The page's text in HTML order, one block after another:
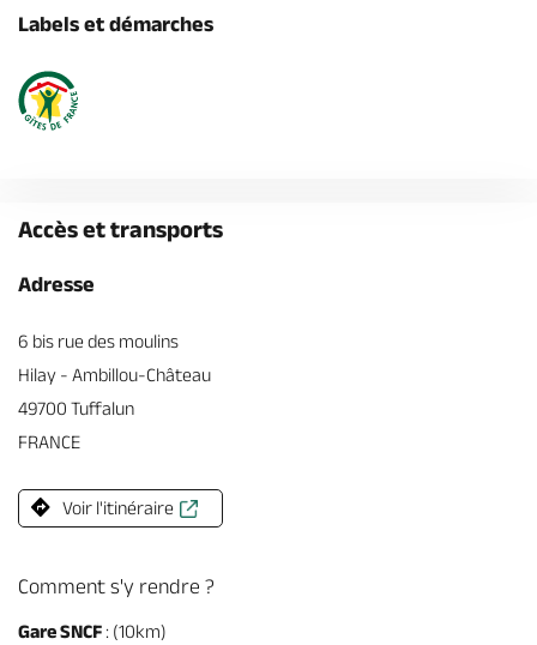
Labels et démarches
Accès et transports
Adresse
6 bis rue des moulins
Hilay - Ambillou-Château
49700 Tuffalun
FRANCE
Voir l'itinéraire
Comment s'y rendre ?
Gare SNCF : (10km)